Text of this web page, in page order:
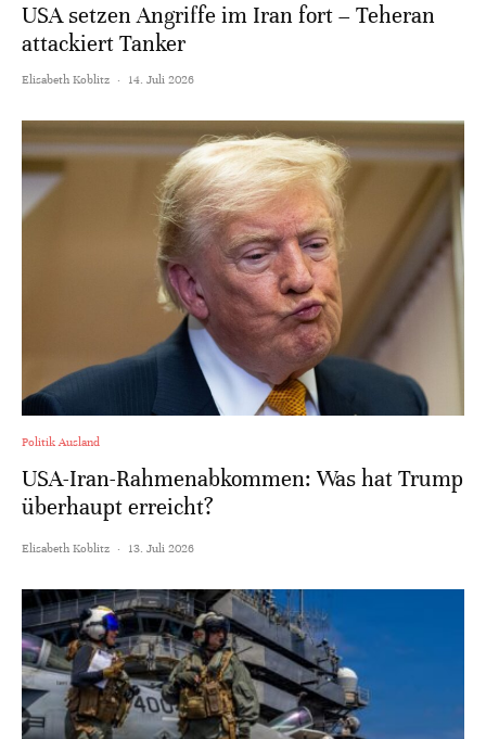
USA setzen Angriffe im Iran fort – Teheran
attackiert Tanker
Elisabeth Koblitz · 14. Juli 2026
Politik Ausland
USA-Iran-Rahmenabkommen: Was hat Trump
überhaupt erreicht?
Elisabeth Koblitz · 13. Juli 2026